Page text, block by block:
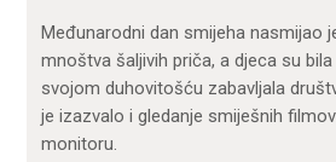
Međunarodni dan smijeha nasmijao
mnoštva šaljivih priča, a djeca su
svojom duhovitošću zabavljala
je izazvalo i gledanje smiješnih
monitoru.